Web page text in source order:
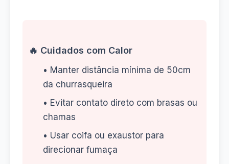
🔥 Cuidados com Calor
• Manter distância mínima de 50cm
da churrasqueira
• Evitar contato direto com brasas ou
chamas
• Usar coifa ou exaustor para
direcionar fumaça